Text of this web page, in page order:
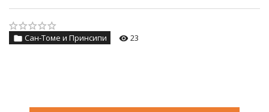
Сан-Томе и Принсипи 23